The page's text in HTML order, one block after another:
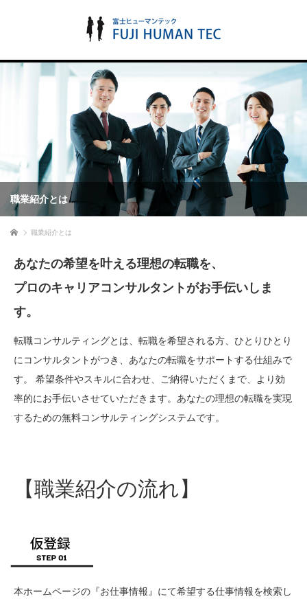
職業紹介とは
ホーム 職業紹介とは
あなたの希望を叶える理想の転職を、
プロのキャリアコンサルタントがお手伝いしま
す。
転職コンサルティングとは、転職を希望される方、ひとりひとり
にコンサルタントがつき、あなたの転職をサポートする仕組みで
す。 希望条件やスキルに合わせ、ご納得いただくまで、より効
率的にお手伝いさせていただきます。あなたの理想の転職を実現
するための無料コンサルティングシステムです。
【職業紹介の流れ】
本ホームページの『お仕事情報』にて希望する仕事情報を検索し